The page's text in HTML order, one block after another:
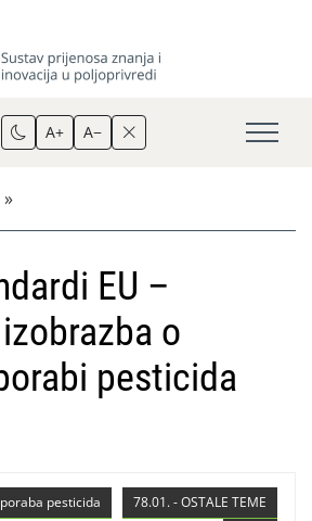
A+ A−
»
EU –
o
pesticida
78.01. - OSTALE TEME
pesticida